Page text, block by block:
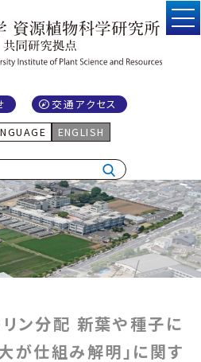
交通アクセス
ENGLISH
ン分配 新葉や種子に
が仕組み解明」に関す